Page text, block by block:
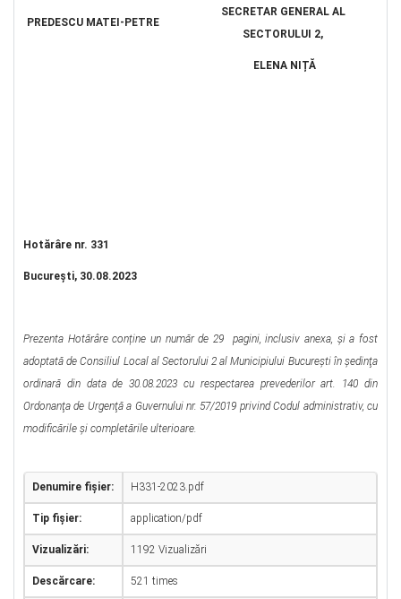
SECRETAR GENERAL AL
SECTORULUI 2,
ELENA NIȚĂ
PREDESCU MATEI-PETRE
Hotărâre nr. 331
Bucureşti, 30.08.2023
Prezenta Hotărâre conține un număr de 29 pagini, inclusiv anexa, şi a fost
adoptată de Consiliul Local al Sectorului 2 al Municipiului Bucureşti în şedinţa
ordinară din data de 30.08.2023 cu respectarea prevederilor art. 140 din
Ordonanţa de Urgenţă a Guvernului nr. 57/2019 privind Codul administrativ, cu
modificările şi completările ulterioare.
Denumire fișier: H331-2023.pdf
Tip fișier: application/pdf
Vizualizări: 1192 Vizualizări
Descărcare: 521 times